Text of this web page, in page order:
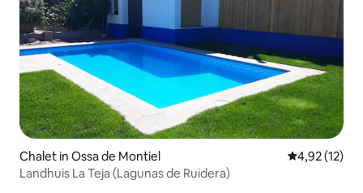
Chalet in Ossa de Montiel Gemiddelde
4,92 (12)
Landhuis La Teja (Lagunas de Ruidera)